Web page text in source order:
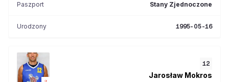
Paszport Stany Zjednoczone
Urodzony 1995-05-16
12
Jarosław Mokros